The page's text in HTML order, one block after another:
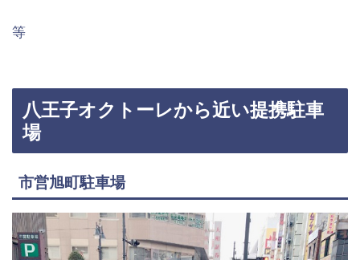
等
八王子オクトーレから近い提携駐車
場
市営旭町駐車場